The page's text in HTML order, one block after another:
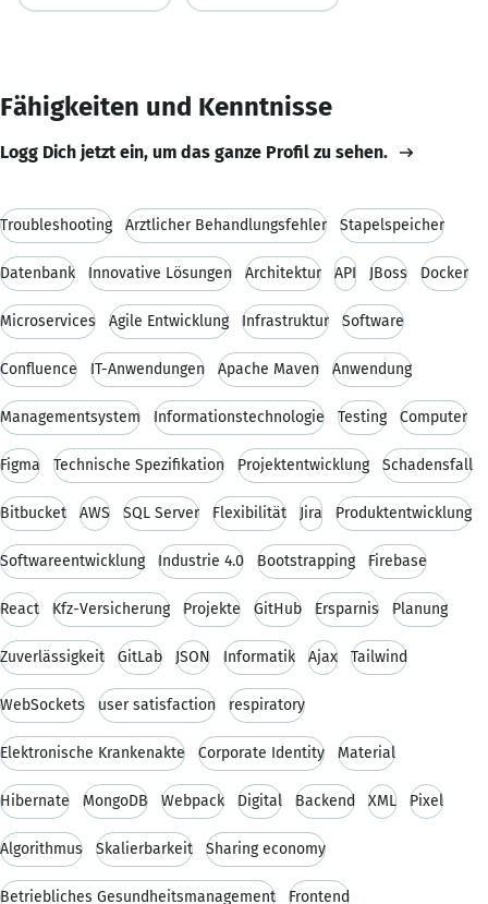
Fähigkeiten und Kenntnisse
Logg Dich jetzt ein, um das ganze Profil zu sehen.
Troubleshooting Ärztlicher Behandlungsfehler Stapelspeicher
Datenbank Innovative Lösungen Architektur API JBoss Docker
Microservices Agile Entwicklung Infrastruktur Software
Confluence IT-Anwendungen Apache Maven Anwendung
Managementsystem Informationstechnologie Testing Computer
Figma Technische Spezifikation Projektentwicklung Schadensfall
Bitbucket AWS SQL Server Flexibilität Jira Produktentwicklung
Softwareentwicklung Industrie 4.0 Bootstrapping Firebase
React Kfz-Versicherung Projekte GitHub Ersparnis Planung
Zuverlässigkeit GitLab JSON Informatik Ajax Tailwind
WebSockets user satisfaction respiratory
Elektronische Krankenakte Corporate Identity Material
Hibernate MongoDB Webpack Digital Backend XML Pixel
Algorithmus Skalierbarkeit Sharing economy
Betriebliches Gesundheitsmanagement Frontend